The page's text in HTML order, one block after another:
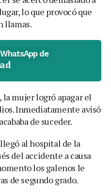
lo que provocó que
llamas.
de
mujer logró apagar el
Inmediatamente avisó
de suceder.
al hospital de la
del accidente a causa
los galenos le
de segundo grado.